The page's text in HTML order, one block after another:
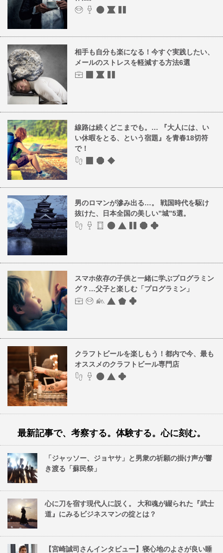
相手も自分も楽になる！今すぐ実践したい、
メールのストレスを軽減する方法6選
線路は続くどこまでも。… 『大人には、い
い休暇をとる、という宿題』を青春18切符
で！
男のロマンが滲み出る…。 戦国時代を駆け
抜けた、日本全国の美しい”城”5選。
スマホ依存の子供と一緒に学ぶプログラミン
グ？…父子と楽しむ「プログラミン」
クラフトビールを楽しもう！都内で今、最も
オススメのクラフトビール専門店
最新記事で、考察する。体験する。心に刻む。
「ジャッソー、ジョヤサ」と男衆の祈願の掛け声が響
き渡る「蘇民祭」
心に刀を宿す現代人に説く。 大和魂が綴られた『武士
道』にみるビジネスマンの掟とは？
【宮崎誠司さんインタビュー】寝心地のよさが良い睡